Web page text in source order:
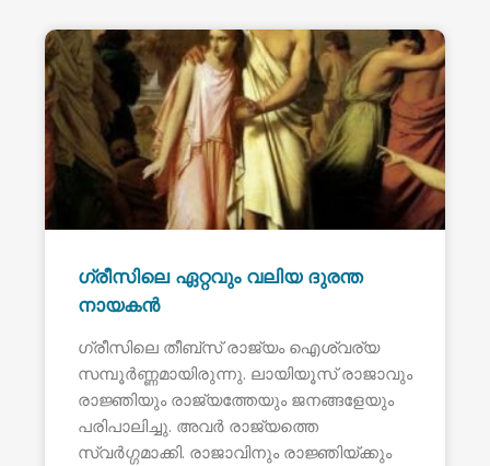
ഗ്രീസിലെ ഏറ്റവും വലിയ ദുരന്ത
നായകൻ
ഗ്രീസിലെ തീബ്സ് രാജ്യം ഐശ്വര്യ
സമ്പൂർണ്ണമായിരുന്നു. ലായിയൂസ് രാജാവും
രാജ്ഞിയും രാജ്യത്തേയും ജനങ്ങളേയും
പരിപാലിച്ചു. അവർ രാജ്യത്തെ
സ്വർഗ്ഗമാക്കി. രാജാവിനും രാജ്ഞിയ്ക്കും